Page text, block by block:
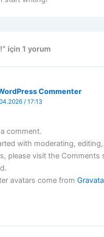
için 1 yorum
Commenter
/ 17:13
comment.
with moderating,
please visit the Comments
avatars come from